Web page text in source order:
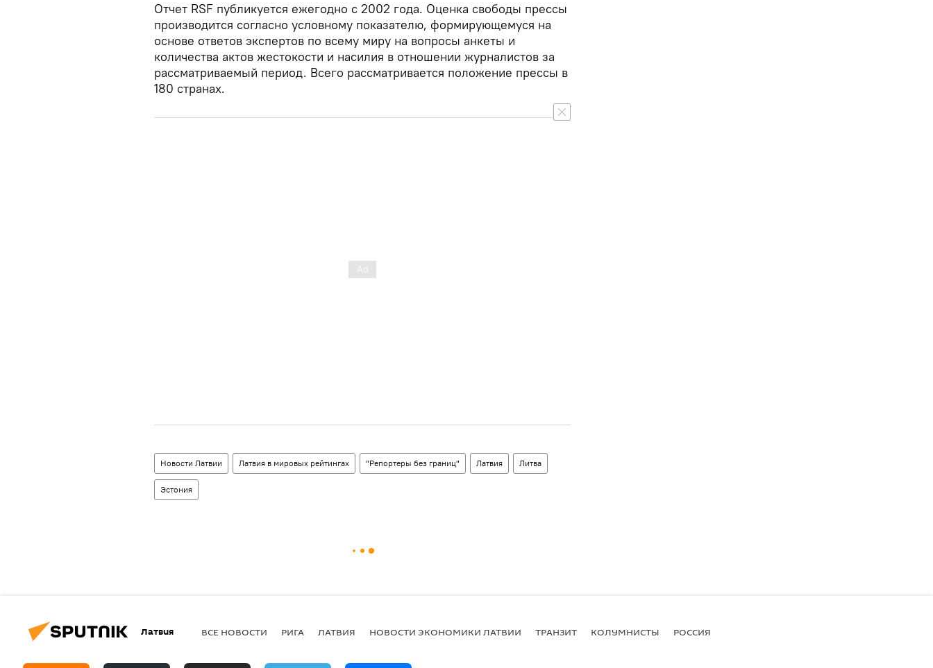
Отчет RSF публикуется ежегодно с 2002 года. Оценка свободы прессы
производится согласно условному показателю, формирующемуся на
основе ответов экспертов по всему миру на вопросы анкеты и
количества актов жестокости и насилия в отношении журналистов за
рассматриваемый период. Всего рассматривается положение прессы в
180 странах.
Новости Латвии Латвия в мировых рейтингах "Репортеры без границ" Латвия Литва
Эстония
Латвия ВСЕ НОВОСТИ РИГА ЛАТВИЯ НОВОСТИ ЭКОНОМИКИ ЛАТВИИ ТРАНЗИТ КОЛУМНИСТЫ РОССИЯ